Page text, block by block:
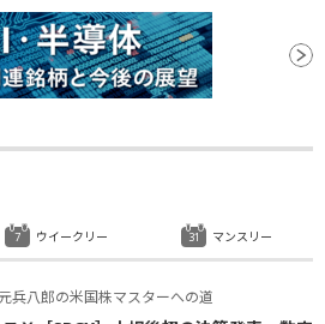
兵八郎の米国株マスターへの道
ウイークリー マンスリー